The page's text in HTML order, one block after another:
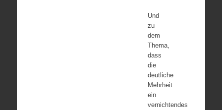
Und
zu
dem
Thema,
dass
die
deutliche
Mehrheit
ein
vernichtendes